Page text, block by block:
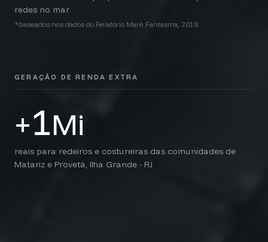
redes no mar
*baseados nos dados do Relatório Maré Fantasma, 2018
GERAÇÃO DE RENDA EXTRA
+1Mi
reais para redeiros e costureiras das comunidades de
Matariz e Provetá, Ilha Grande - RJ